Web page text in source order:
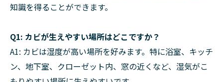
知識を得ることができます。
Q1: カビが生えやすい場所はどこですか？
A1: カビは湿度が高い場所を好みます。特に浴室、キッチ
ン、地下室、クローゼット内、窓の近くなど、湿気がこ